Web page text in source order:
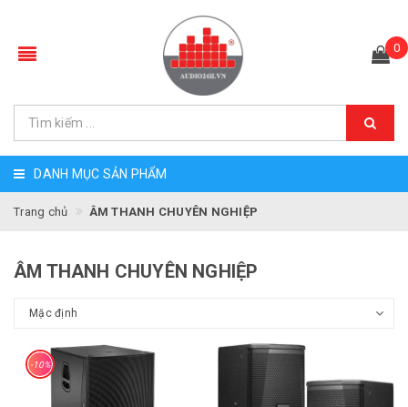
0
DANH MỤC SẢN PHẨM
Trang chủ ÂM THANH CHUYÊN NGHIỆP
ÂM THANH CHUYÊN NGHIỆP
-10%